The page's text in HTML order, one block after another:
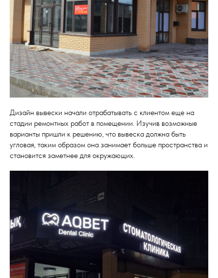
Дизайн вывески начали отрабатывать с клиентом еще на
стадии ремонтных работ в помещении. Изучив возможные
варианты пришли к решению, что вывеска должна быть
угловая, таким образом она занимает больше пространства и
становится заметнее для окружающих.